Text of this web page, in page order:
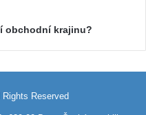
obchodní krajinu?
Reserved